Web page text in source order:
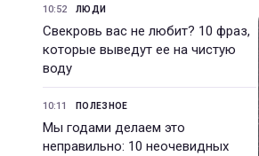
10:52 ЛЮДИ
Свекровь вас не любит? 10 фраз,
которые выведут ее на чистую
воду
10:11 ПОЛЕЗНОЕ
Мы годами делаем это
неправильно: 10 неочевидных